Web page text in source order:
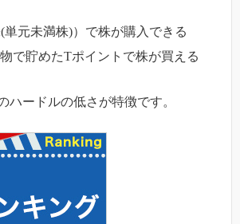
単元未満株)）で株が購入できる
で貯めたTポイントで株が買える
ハードルの低さが特徴です。